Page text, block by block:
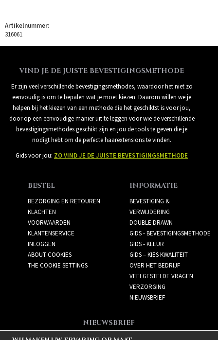
Artikelnummer:
316061
VIND JE DE JUISTE BEVESTIGINGSMETHODE
Er zijn veel verschillende bevestigingsmethodes, waardoor het niet zo
eenvoudig is om te bepalen wat je moet kiezen. Daarom willen we je
helpen bij het kiezen van een methode die het geschiktst is voor jou,
door op een eenvoudige manier uit te leggen voor wie de verschillende
bevestigingsmethodes geschikt zijn en jou de tools te geven die je
nodigt hebt om de perfecte haarextensions te vinden.
Gids voor jou: ZO VIND JE DE JUISTE BEVESTIGINGSMETHODE
BESTEL
BEZORGING EN RETOUREN
KLACHTEN
VOORWAARDEN
KLANTENSERVICE
INLOGGEN
ABOUT COOKIES
THE COOKIE SETTINGS
INFORMATIE
BEVESTIGING &
VERWIJDERING
DOUBLE DRAWN
GIDS - BEVESTIGINGSMETHODE
GIDS - KLEUR
GIDS – KIES KWALITEIT
OVER HET BEDRIJF
VEELGESTELDE VRAGEN
VERZORGING
NIEUWSBRIEF
NIEUWSBRIEF